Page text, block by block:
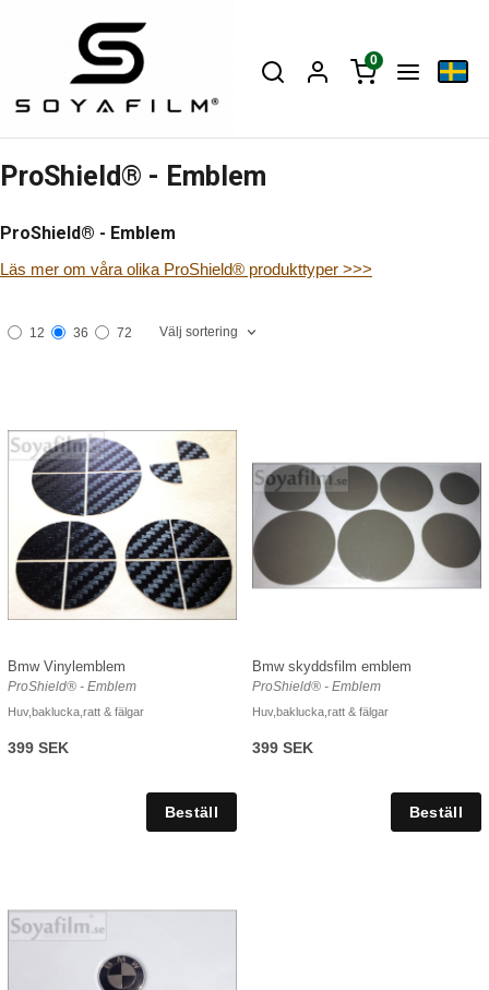
0
ProShield® - Emblem
ProShield® - Emblem
Läs mer om våra olika ProShield® produkttyper >>>
12 36 72 Välj sortering
Bmw Vinylemblem
ProShield® - Emblem
Huv,baklucka,ratt & fälgar
399 SEK
Bmw skyddsfilm emblem
ProShield® - Emblem
Huv,baklucka,ratt & fälgar
399 SEK